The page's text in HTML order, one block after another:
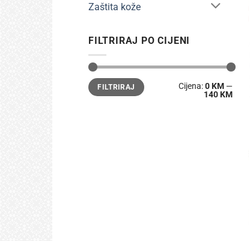
Zaštita kože
FILTRIRAJ PO CIJENI
Min
cijena
Maks
cijenaFILTRIRAJ Cijena:0 KM —
140 KM